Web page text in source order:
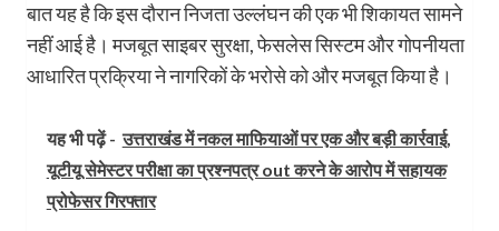
बात यह है कि इस दौरान निजता उल्लंघन की एक भी शिकायत सामने
नहीं आई है। मजबूत साइबर सुरक्षा, फेसलेस सिस्टम और गोपनीयता
आधारित प्रक्रिया ने नागरिकों के भरोसे को और मजबूत किया है।
यह भी पढ़ें - उत्तराखंड में नकल माफियाओं पर एक और बड़ी कार्रवाई,
यूटीयू सेमेस्टर परीक्षा का प्रश्नपत्र out करने के आरोप में सहायक
प्रोफेसर गिरफ्तार